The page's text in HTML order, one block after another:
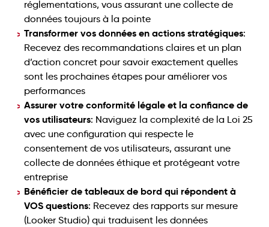
réglementations, vous assurant une collecte de
données toujours à la pointe
Transformer vos données en actions stratégiques:
Recevez des recommandations claires et un plan
d’action concret pour savoir exactement quelles
sont les prochaines étapes pour améliorer vos
performances
Assurer votre conformité légale et la confiance de
vos utilisateurs: Naviguez la complexité de la Loi 25
avec une configuration qui respecte le
consentement de vos utilisateurs, assurant une
collecte de données éthique et protégeant votre
entreprise
Bénéficier de tableaux de bord qui répondent à
VOS questions: Recevez des rapports sur mesure
(Looker Studio) qui traduisent les données